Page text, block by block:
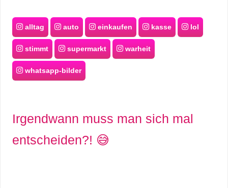
alltag auto einkaufen kasse lol
stimmt supermarkt warheit
whatsapp-bilder
Irgendwann muss man sich mal
entscheiden?! 😅